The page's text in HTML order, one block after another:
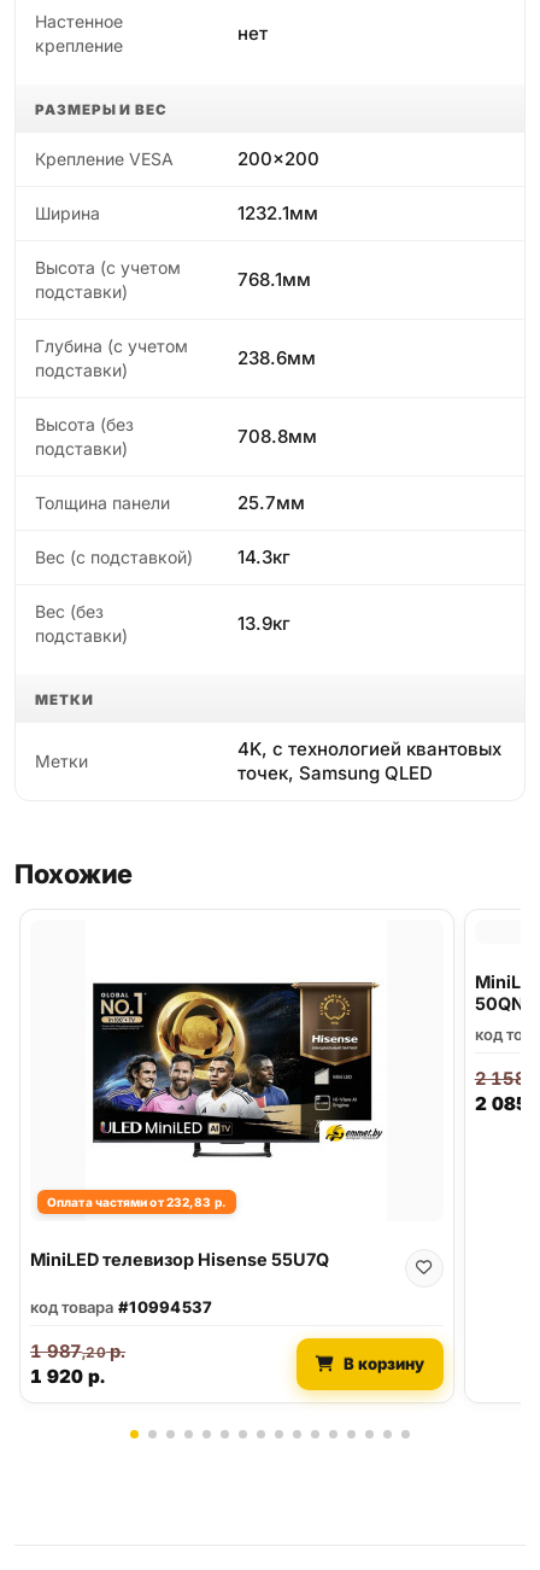
Настенное
крепление
нет
РАЗМЕРЫ И ВЕС
Крепление VESA 200x200
Ширина 1232.1мм
Высота (с учетом
подставки)
768.1мм
Глубина (с учетом
подставки)
238.6мм
Высота (без
подставки)
708.8мм
Толщина панели 25.7мм
Вес (с подставкой) 14.3кг
Вес (без
подставки)
13.9кг
МЕТКИ
Метки
4K, с технологией квантовых
точек, Samsung QLED
Похожие
Оплата частями от 232,83 р.
MiniLED телевизор Hisense 55U7Q
код товара #10994537
1 920 р.
1 987,20р.
В корзину
код
2 085
2 158